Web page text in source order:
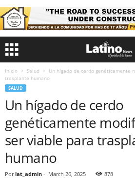
Inicio Salud
Un hígado de cerdo genéticamente
trasplante humano
SALUD
Un hígado de cerdo
genéticamente
ser viable para
humano
Por lat_admin - March 26, 2025 878